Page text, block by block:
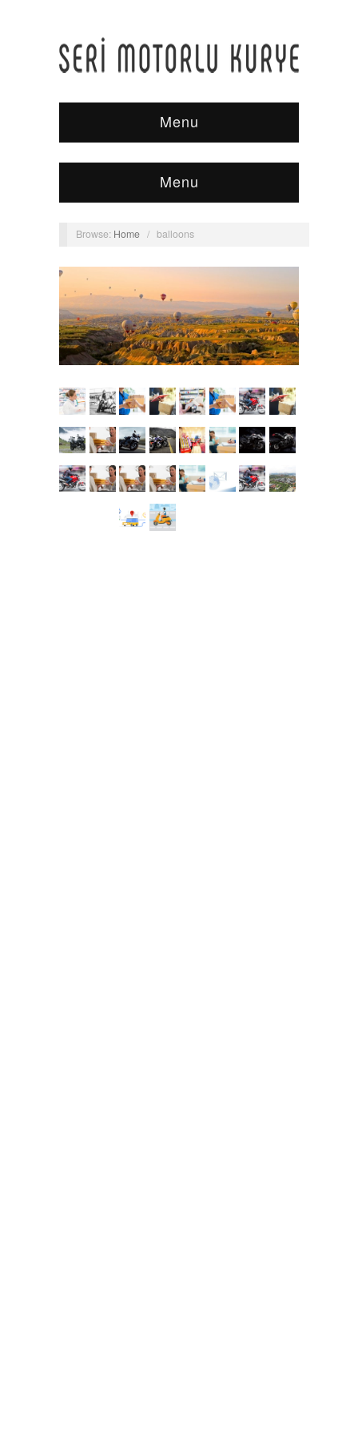
Menu
Menu
Browse: Home / balloons